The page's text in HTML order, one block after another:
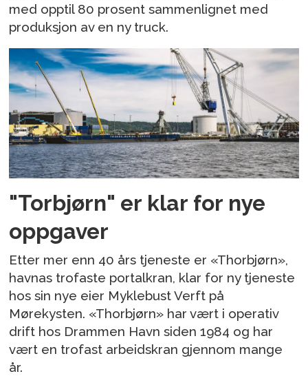
med opptil 80 prosent sammenlignet med
produksjon av en ny truck.
"Torbjørn" er klar for nye
oppgaver
Etter mer enn 40 års tjeneste er «Thorbjørn»,
havnas trofaste portalkran, klar for ny tjeneste
hos sin nye eier Myklebust Verft på
Mørekysten. «Thorbjørn» har vært i operativ
drift hos Drammen Havn siden 1984 og har
vært en trofast arbeidskran gjennom mange
år.